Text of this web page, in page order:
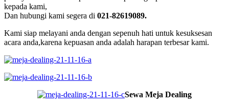
kepada kami,
Dan hubungi kami segera di 021-82619089.
Kami siap melayani anda dengan sepenuh hati untuk kesuksesan
acara anda,karena kepuasan anda adalah harapan terbesar kami.
Sewa Meja Dealing